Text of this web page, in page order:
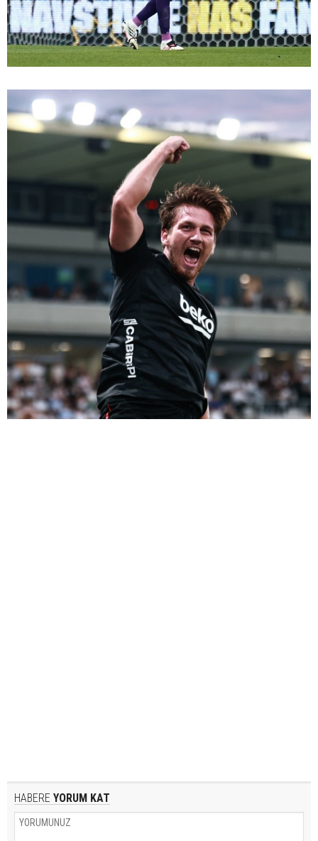
HABERE YORUM KAT